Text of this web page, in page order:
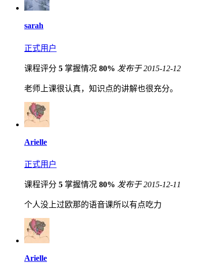
sarah
正式用户
课程评分 5 掌握情况 80% 发布于 2015-12-12
老师上课很认真，知识点的讲解也很充分。
Arielle
正式用户
课程评分 5 掌握情况 80% 发布于 2015-12-11
个人没上过欧那的语音课所以有点吃力
Arielle